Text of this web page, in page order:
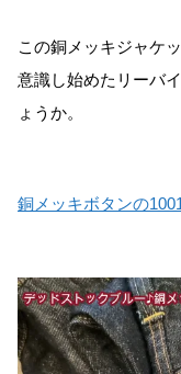
この銅メッキジャケ
意識し始めたリーバ
ょうか。
銅メッキボタンの